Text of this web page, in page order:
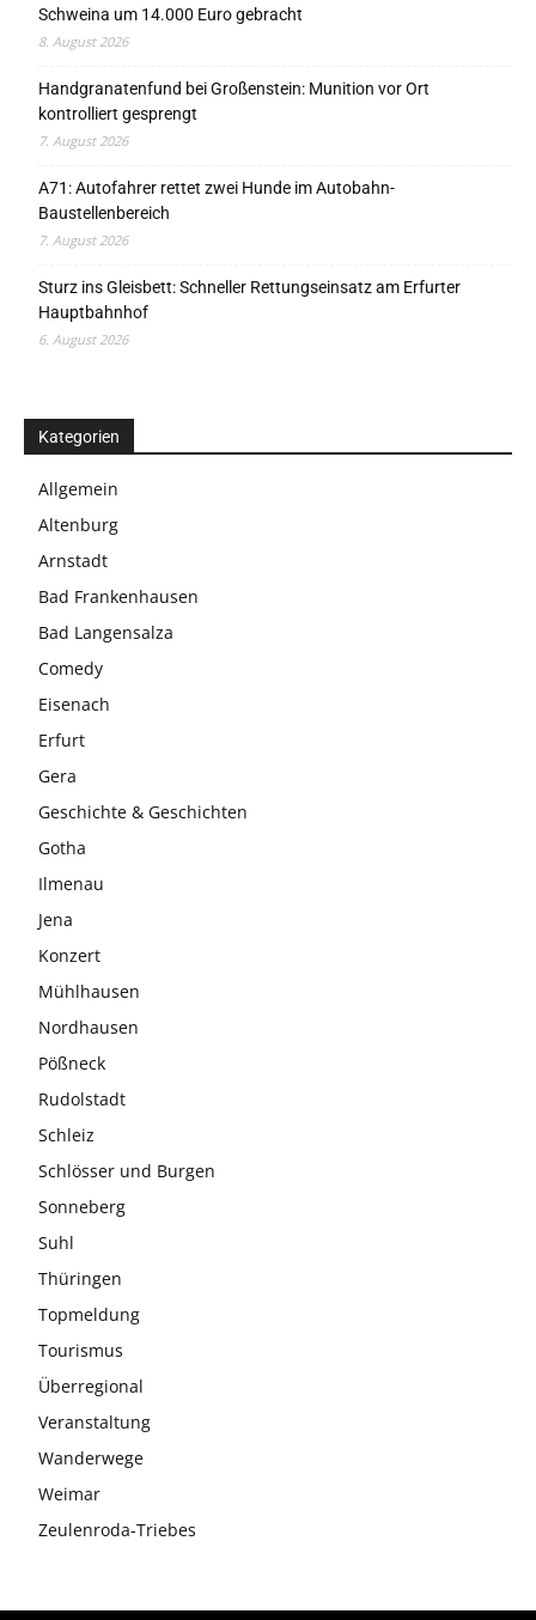
Schweina um 14.000 Euro gebracht
8. August 2026
Handgranatenfund bei Großenstein: Munition vor Ort
kontrolliert gesprengt
7. August 2026
A71: Autofahrer rettet zwei Hunde im Autobahn-
Baustellenbereich
7. August 2026
Sturz ins Gleisbett: Schneller Rettungseinsatz am Erfurter
Hauptbahnhof
6. August 2026
Kategorien
Allgemein
Altenburg
Arnstadt
Bad Frankenhausen
Bad Langensalza
Comedy
Eisenach
Erfurt
Gera
Geschichte & Geschichten
Gotha
Ilmenau
Jena
Konzert
Mühlhausen
Nordhausen
Pößneck
Rudolstadt
Schleiz
Schlösser und Burgen
Sonneberg
Suhl
Thüringen
Topmeldung
Tourismus
Überregional
Veranstaltung
Wanderwege
Weimar
Zeulenroda-Triebes